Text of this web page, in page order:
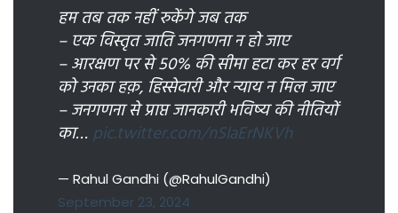
हम तब तक नहीं रुकेंगे जब तक
– एक विस्तृत जाति जनगणना न हो जाए
– आरक्षण पर से 50% की सीमा हटा कर हर वर्ग
को उनका हक़, हिस्सेदारी और न्याय न मिल जाए
– जनगणना से प्राप्त जानकारी भविष्य की नीतियों
का… pic.twitter.com/nSlaErNKVh
— Rahul Gandhi (@RahulGandhi)
September 23, 2024